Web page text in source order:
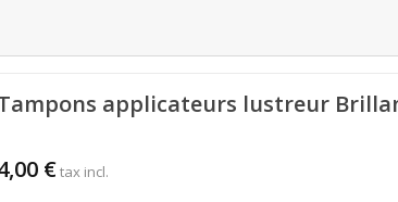
applicateurs lustreur
€tax incl.